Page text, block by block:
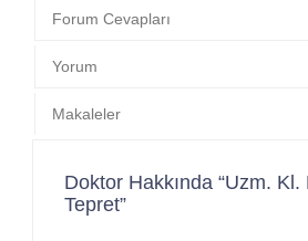
Forum Cevapları
Yorum
Makaleler
Doktor Hakkında “Uzm.
Tepret”